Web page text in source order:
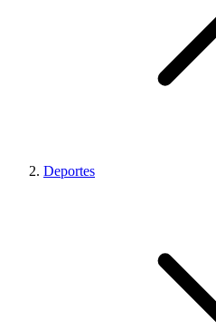
Deportes